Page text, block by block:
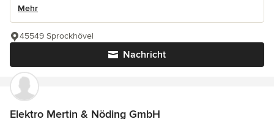
Mehr
Nachricht
45549 Sprockhövel
Elektro Mertin & Nöding GmbH